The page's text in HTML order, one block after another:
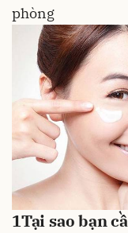
phòng
1Tại sao bạn